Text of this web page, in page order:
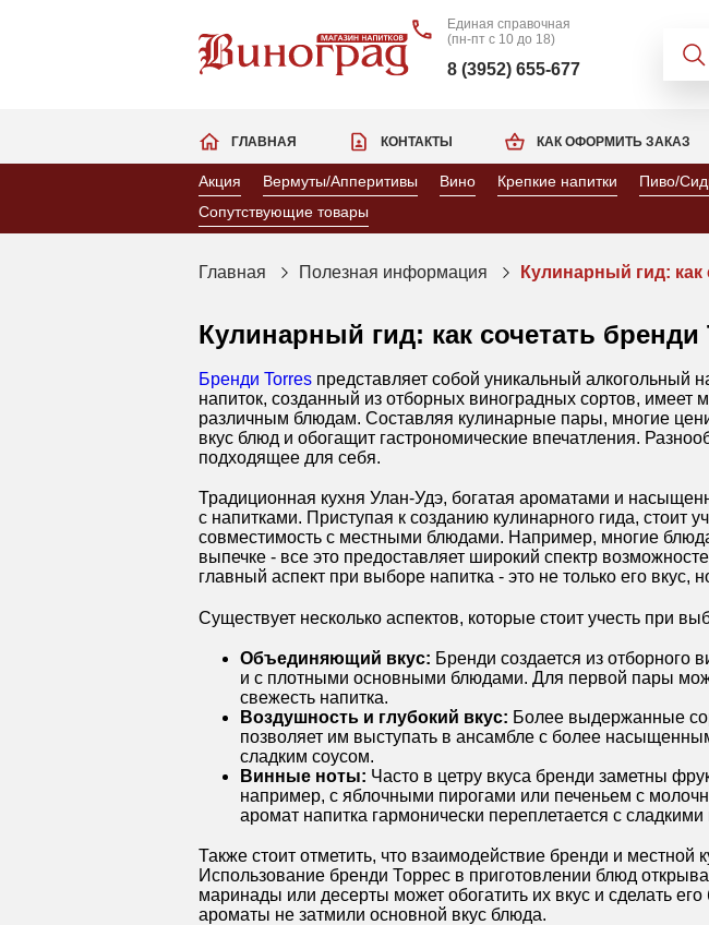
Единая справочная
(пн-пт с 10 до 18)
8 (3952) 655-677
КАК ОФОРМИТЬ ЗАКАЗ
ГЛАВНАЯ КОНТАКТЫ
Акция Вермуты/Апперитивы Вино Крепкие напитки Пиво/
Сопутствующие товары
Главная Полезная информация Кулинарный гид:
Кулинарный гид: как сочетать
Бренди Torres представляет собой уникальный алкогольный
напиток, созданный из отборных виноградных сортов, имеет
различным блюдам. Составляя кулинарные пары, многие
вкус блюд и обогащит гастрономические впечатления.
подходящее для себя.
Традиционная кухня Улан-Удэ, богатая ароматами и
с напитками. Приступая к созданию кулинарного гида, стоит
совместимость с местными блюдами. Например, многие
выпечке - все это предоставляет широкий спектр
главный аспект при выборе напитка - это не только его
Существует несколько аспектов, которые стоит учесть при
Объединяющий вкус: Бренди создается из отборного
и с плотными основными блюдами. Для первой пары
свежесть напитка.
Воздушность и глубокий вкус: Более выдержанные
позволяет им выступать в ансамбле с более
сладким соусом.
Винные ноты: Часто в цетру вкуса бренди заметны
например, с яблочными пирогами или печеньем с
аромат напитка гармонически переплетается с сладкими
Также стоит отметить, что взаимодействие бренди и
Использование бренди Торрес в приготовлении блюд
маринады или десерты может обогатить их вкус и сделать
ароматы не затмили основной вкус блюда.